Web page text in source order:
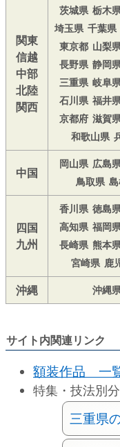
関東
信越
中部
北陸
関西
茨城県 栃木
埼玉県 千葉県
東京都 山梨
長野県 静岡
三重県 岐阜
石川県 福井
京都府 滋賀
和歌山県
中国
岡山県 広島
鳥取県
四国
九州
香川県 徳島
高知県 福岡
長崎県 熊本
宮崎県 鹿
沖縄 沖縄
サイト内関連リンク
額装作品 一
特集・技法別
三重県